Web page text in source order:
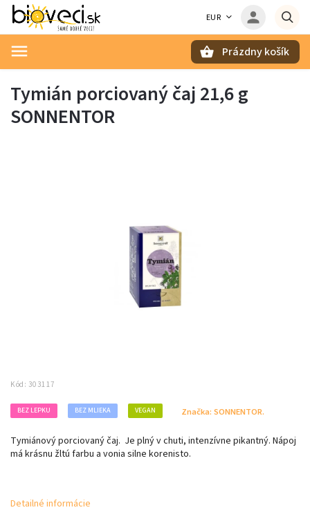
EUR
Prázdny košík
Tymián porciovaný čaj 21,6 g
SONNENTOR
Kód: 303117
BEZ LEPKU BEZ MLIEKA VEGAN Značka: SONNENTOR.
Tymiánový porciovaný čaj. Je plný v chuti, intenzívne pikantný. Nápoj
má krásnu žltú farbu a vonia silne korenisto.
Detailné informácie